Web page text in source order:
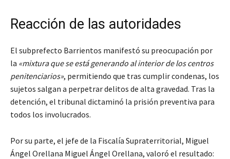
Reacción de las autoridades
El subprefecto Barrientos manifestó su preocupación por
la «mixtura que se está generando al interior de los centros
penitenciarios», permitiendo que tras cumplir condenas, los
sujetos salgan a perpetrar delitos de alta gravedad. Tras la
detención, el tribunal dictaminó la prisión preventiva para
todos los involucrados.
Por su parte, el jefe de la Fiscalía Supraterritorial, Miguel
Ángel Orellana Miguel Ángel Orellana, valoró el resultado: